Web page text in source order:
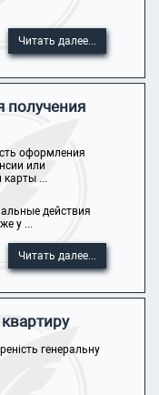
Читать далее...
получения
оформления
или
карты ...
действия
у ...
Читать далее...
генеральну